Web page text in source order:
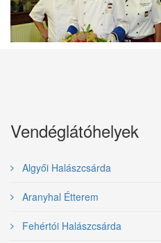
Vendéglátóhelyek
Algyői Halászcsárda
Aranyhal Étterem
Fehértói Halászcsárda